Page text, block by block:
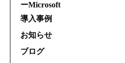
ーMicrosoft
導入事例
お知らせ
ブログ